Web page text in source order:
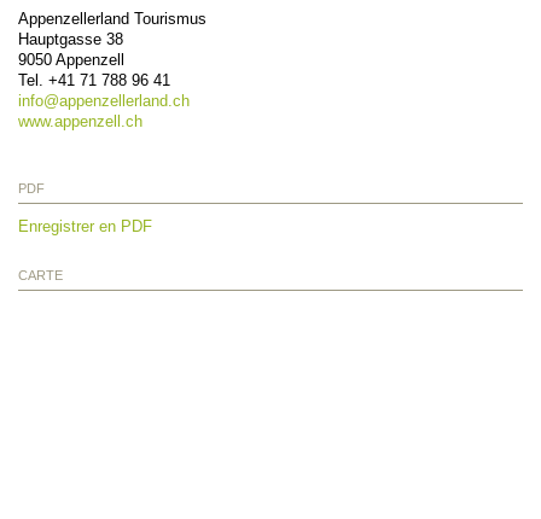
Appenzellerland Tourismus
Hauptgasse 38
9050 Appenzell
Tel. +41 71 788 96 41
info@appenzellerland.ch
www.appenzell.ch
PDF
Enregistrer en PDF
CARTE